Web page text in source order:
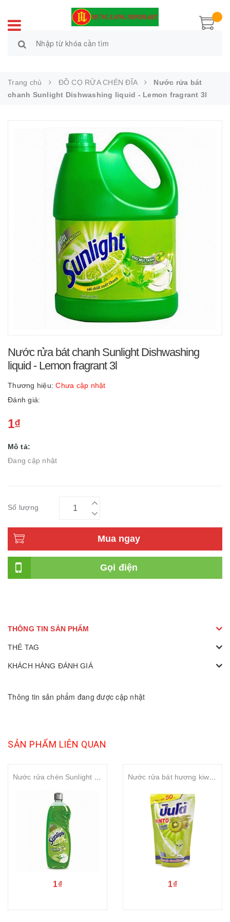
Trang chủ ĐỒ CỌ RỬA CHÉN ĐĨA
Nước rửa bát
chanh Sunlight Dishwashing liquid - Lemon fragrant 3l
Nước rửa bát chanh Sunlight Dishwashing
liquid - Lemon fragrant 3l
Thương hiệu: Chưa cập nhật
Đánh giá:
1₫
Mô tả:
Đang cập nhật
Số lượng
Mua ngay
Gọi điện
THÔNG TIN SẢN PHẨM
THẺ TAG
KHÁCH HÀNG ĐÁNH GIÁ
Thông tin sản phẩm đang được cập nhật
SẢN PHẨM LIÊN QUAN
1₫ 1₫